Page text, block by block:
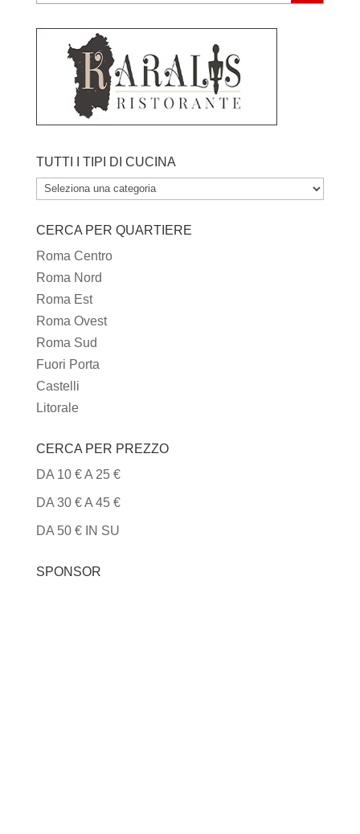
TUTTI I TIPI DI CUCINA
TUTTI
TIPI
DI
CUCINA
CERCA PER QUARTIERE
Roma Centro
Roma Nord
Roma Est
Roma Ovest
Roma Sud
Fuori Porta
Castelli
Litorale
CERCA PER PREZZO
DA 10 € A 25 €
DA 30 € A 45 €
DA 50 € IN SU
SPONSOR